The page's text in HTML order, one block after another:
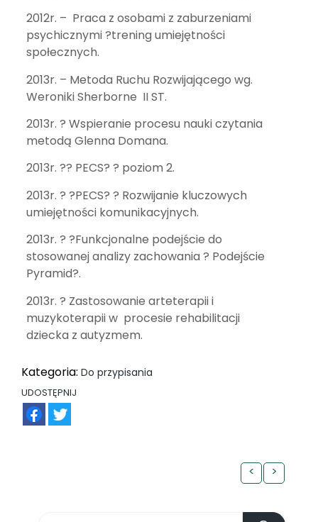
2012r. – Praca z osobami z zaburzeniami
psychicznymi ?trening umiejętności
społecznych.
2013r. – Metoda Ruchu Rozwijającego wg.
Weroniki Sherborne II ST.
2013r. ? Wspieranie procesu nauki czytania
metodą Glenna Domana.
2013r. ?? PECS? ? poziom 2.
2013r. ? ?PECS? ? Rozwijanie kluczowych
umiejętności komunikacyjnych.
2013r. ? ?Funkcjonalne podejście do
stosowanej analizy zachowania ? Podejście
Pyramid?.
2013r. ? Zastosowanie arteterapii i
muzykoterapii w procesie rehabilitacji
dziecka z autyzmem.
Kategoria: Do przypisania
UDOSTĘPNIJ
< >